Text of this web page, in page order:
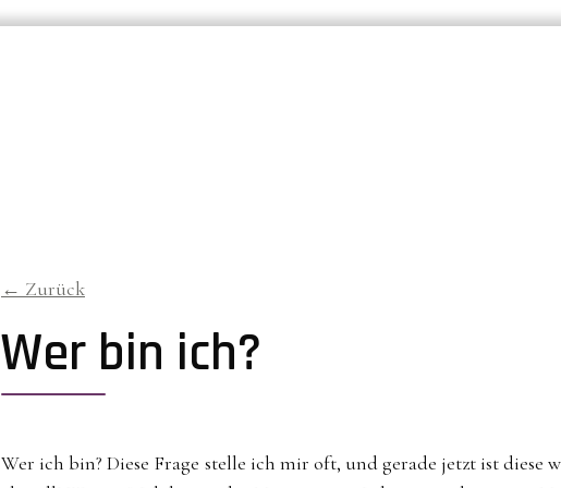
← Zurück
Wer bin ich?
Wer ich bin? Diese Frage stelle ich mir oft, und gerade jetzt ist diese